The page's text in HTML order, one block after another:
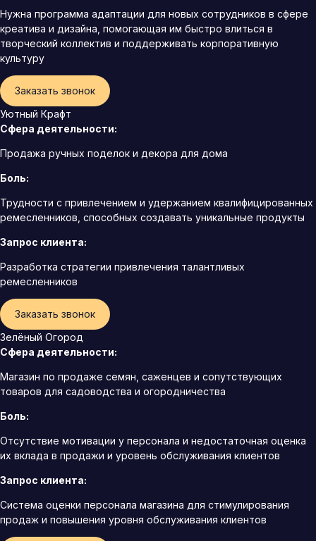
Нужна программа адаптации для новых сотрудников в сфере
креатива и дизайна, помогающая им быстро влиться в
творческий коллектив и поддерживать корпоративную
культуру
Заказать звонок
Уютный Крафт
Сфера деятельности:
Продажа ручных поделок и декора для дома
Боль:
Трудности с привлечением и удержанием квалифицированных
ремесленников, способных создавать уникальные продукты
Запрос клиента:
Разработка стратегии привлечения талантливых
ремесленников
Заказать звонок
Зелёный Огород
Сфера деятельности:
Магазин по продаже семян, саженцев и сопутствующих
товаров для садоводства и огородничества
Боль:
Отсутствие мотивации у персонала и недостаточная оценка
их вклада в продажи и уровень обслуживания клиентов
Запрос клиента:
Система оценки персонала магазина для стимулирования
продаж и повышения уровня обслуживания клиентов